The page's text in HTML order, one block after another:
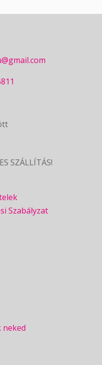
SZÁLLÍTÁS!
Szabályzat
neked